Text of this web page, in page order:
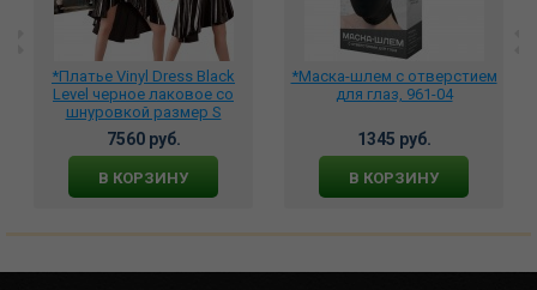
*Платье Vinyl Dress Black
Level черное лаковое со
шнуровкой размер S
28509661022
7560 руб.
В КОРЗИНУ
*Маска-шлем с отверстием
для глаз, 961-04
1345 руб.
В КОРЗИНУ